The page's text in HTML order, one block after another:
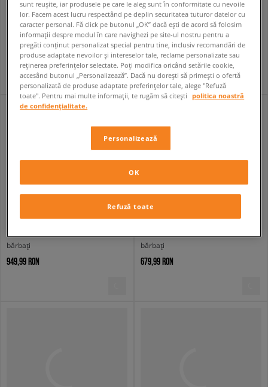
PUMA SUEDE CLASSIC
bărbați
449,99 RON
BIRKENSTOCK ARIZONA BS
femei
399,99 RON
529,99 RON
419,99 RON - cel mai mic preț
NEW BALANCE 9060
bărbați
949,99 RON
NIKE AIR FORCE 1 '07
bărbați
679,99 RON
sunt reușite, iar produsele pe care le aleg sunt în conformitate cu nevoile
lor. Facem acest lucru respectând pe deplin securitatea tuturor datelor cu
caracter personal. Fă click pe butonul „OK” dacă ești de acord să folosim
informații despre modul în care navighezi pe site-ul nostru pentru a
pregăti conținut personalizat special pentru tine, inclusiv recomandări de
produse adaptate nevoilor și intereselor tale, reclame personalizate sau
reținerea preferințelor selectate. Poți modifica oricând setările cookie,
accesând butonul „Personalizează”. Dacă nu dorești să primești o ofertă
personalizată de produse adaptate preferințelor tale, alege "Refuză
toate". Pentru mai multe informații, te rugăm să citești
politica noastră
de confidențialitate.
Personalizează
Refuză toate
OK